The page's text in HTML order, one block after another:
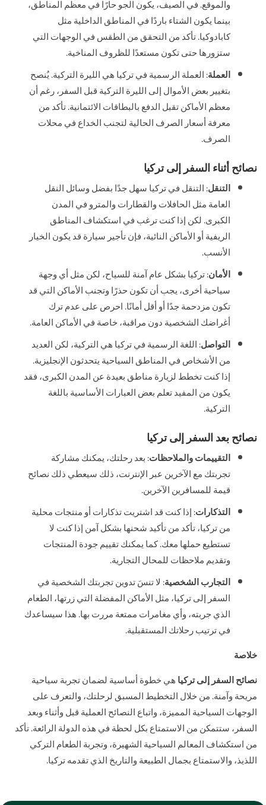
والموقع. في الصيف، يكون الجو حارًا في معظم المناطق،
بينما يكون الشتاء باردًا في المناطق الداخلية مثل
كابادوكيا. تأكد من التحقق من الطقس في الوجهات التي
ستزورها حتى تكون مستعدًا للظروف المناخية.
العملة: العملة الرسمية في تركيا هي الليرة التركية. يُنصح
بتغيير بعض الأموال إلى الليرة التركية قبل السفر، رغم أن
معظم الأماكن تقبل الدفع بالبطاقات الائتمانية. تأكد من
معرفة أسعار الصرف الحالية لتجنب الخداع في محلات
الصرف.
نصائح أثناء السفر إلى تركيا
التنقل: التنقل في تركيا سهل جدًا بفضل وسائل النقل
العامة مثل الحافلات والقطارات والمترو في المدن
الكبرى. لكن إذا كنت ترغب في استكشاف المناطق
الريفية أو الأماكن النائية، فإن تأجير سيارة قد يكون الخيار
الأنسب.
الأمان: تركيا بشكل عام آمنة للسياح، لكن مثل أي وجهة
سياحية أخرى، يجب أن تكون حذرًا وتجنب الأماكن التي قد
تكون مزدحمة جدًا أو أقل أمانًا. احرص على عدم ترك
أغراضك الشخصية دون مراقبة، خاصة في الأماكن العامة.
التواصل: اللغة الرسمية في تركيا هي التركية، لكن العديد
من الأشخاص في المناطق السياحية يتحدثون الإنجليزية.
إذا كنت تخطط لزيارة مناطق بعيدة عن المدن الكبرى، فقد
يكون من المفيد تعلم بعض العبارات الأساسية باللغة
التركية.
نصائح بعد السفر إلى تركيا
التقييمات والملاحظات: بعد رحلتك، يمكنك مشاركة
تجربتك مع الآخرين عبر الإنترنت، ذلك سيعطي ذلك نصائح
قيمة للمسافرين الآخرين.
التذكارات: إذا كنت قد اشتريت تذكارات أو منتجات محلية
من تركيا، تأكد من تأكيد شحنها بشكل آمن إذا كنت لا
تستطيع حملها معك. كما يمكنك تقييم جودة المنتجات
وتقديم ملاحظات للمحال التجارية.
التجارب الشخصية: لا تنسَ تدوين تجربتك الشخصية في
السفر إلى تركيا، مثل الأماكن المفضلة التي زرتها، الطعام
الذي جربته، وأي مغامرات ممتعة مررت بها. هذا سيساعدك
في ترتيب رحلاتك المستقبلية.
خلاصة
نصائح السفر إلى تركياهي خطوة أساسية لضمان تجربة سياحية
مريحة وآمنة. من خلال التخطيط المسبق لرحلتك، والتعرف على
الوجهات السياحية المميزة، واتباع النصائح العملية قبل وأثناء وبعد
السفر، ستتمكن من الاستمتاع بكل لحظة في هذه الدولة الرائعة. تأكد
من استكشاف المعالم السياحية الشهيرة، وتجربة الطعام التركي
اللذيذ، والاستمتاع بجمال الطبيعة والتاريخ الذي تقدمه تركيا.